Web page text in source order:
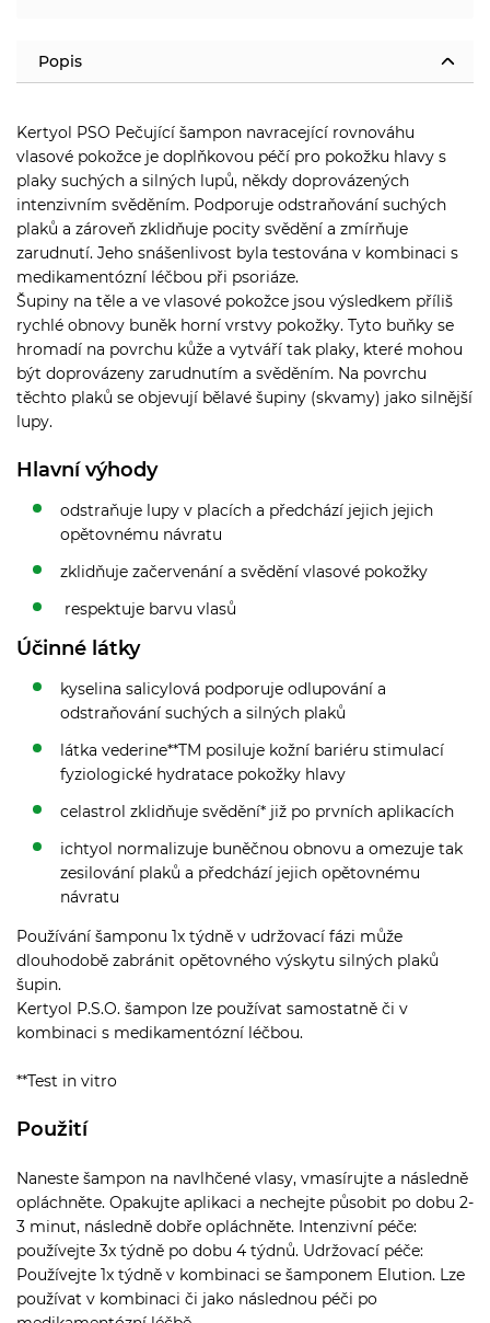
Popis
Kertyol PSO Pečující šampon navracející rovnováhu
vlasové pokožce je doplňkovou péčí pro pokožku hlavy s
plaky suchých a silných lupů, někdy doprovázených
intenzivním svěděním. Podporuje odstraňování suchých
plaků a zároveň zklidňuje pocity svědění a zmírňuje
zarudnutí. Jeho snášenlivost byla testována v kombinaci s
medikamentózní léčbou při psoriáze.
Šupiny na těle a ve vlasové pokožce jsou výsledkem příliš
rychlé obnovy buněk horní vrstvy pokožky. Tyto buňky se
hromadí na povrchu kůže a vytváří tak plaky, které mohou
být doprovázeny zarudnutím a svěděním. Na povrchu
těchto plaků se objevují bělavé šupiny (skvamy) jako silnější
lupy.
Hlavní výhody
odstraňuje lupy v placích a předchází jejich jejich
opětovnému návratu
zklidňuje začervenání a svědění vlasové pokožky
respektuje barvu vlasů
Účinné látky
kyselina salicylová podporuje odlupování a
odstraňování suchých a silných plaků
látka vederine**TM posiluje kožní bariéru stimulací
fyziologické hydratace pokožky hlavy
celastrol zklidňuje svědění* již po prvních aplikacích
ichtyol normalizuje buněčnou obnovu a omezuje tak
zesilování plaků a předchází jejich opětovnému
návratu
Používání šamponu 1x týdně v udržovací fázi může
dlouhodobě zabránit opětovného výskytu silných plaků
šupin.
Kertyol P.S.O. šampon lze používat samostatně či v
kombinaci s medikamentózní léčbou.
**Test in vitro
Použití
Naneste šampon na navlhčené vlasy, vmasírujte a následně
opláchněte. Opakujte aplikaci a nechejte působit po dobu 2-
3 minut, následně dobře opláchněte. Intenzivní péče:
používejte 3x týdně po dobu 4 týdnů. Udržovací péče:
Používejte 1x týdně v kombinaci se šamponem Elution. Lze
používat v kombinaci či jako následnou péči po